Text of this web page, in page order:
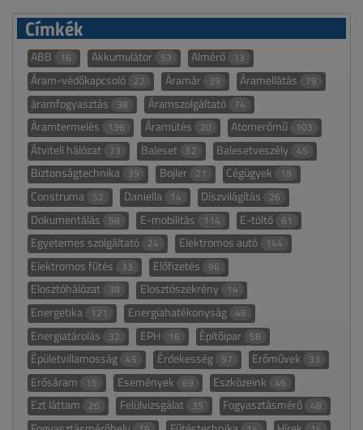
Címkék
ABB 16 Akkumulátor 53 Almérő 13
Áram-védőkapcsoló 22 Áramár 39 Áramellátás 79
áramfogyasztás 38 Áramszolgáltató 74
Áramtermelés 136 Áramütés 20 Atomerőmű 103
Átviteli hálózat 73 Baleset 52 Balesetveszély 45
Biztonságtechnika 39 Bojler 21 Cégügyek 18
Construma 52 Daniella 14 Díszvilágítás 26
Dokumentálás 58 E-mobilitás 114 E-töltő 61
Egyetemes szolgáltató 24 Elektromos autó 144
Elektromos fűtés 33 Előfizetés 96
Elosztóhálózat 38 Elosztószekrény 14
Energetika 121 Energiahatékonyság 46
Energiatárolás 32 EPH 16 Építőipar 58
Épületvillamosság 45 Érdekesség 97 Erőművek 33
Erősáram 15 Események 69 Eszközeink 46
Ezt láttam 26 Felülvizsgálat 35 Fogyasztásmérő 48